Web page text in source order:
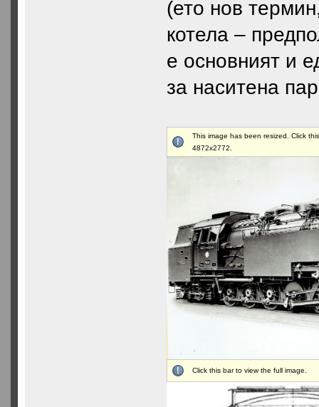
(ето нов
котела –
е основният и
за наситена
This image has been resized. Click
4872x2772.
Click this bar to view the full image.